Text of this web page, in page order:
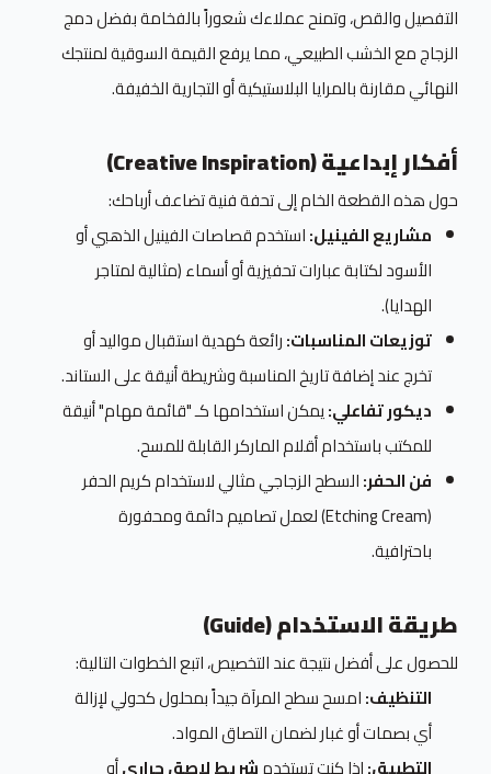
التفصيل والقص، وتمنح عملاءك شعوراً بالفخامة بفضل دمج
الزجاج مع الخشب الطبيعي، مما يرفع القيمة السوقية لمنتجك
النهائي مقارنة بالمرايا البلاستيكية أو التجارية الخفيفة.
أفكار إبداعية (Creative Inspiration)
حول هذه القطعة الخام إلى تحفة فنية تضاعف أرباحك:
مشاريع الفينيل:استخدم قصاصات الفينيل الذهبي أو
الأسود لكتابة عبارات تحفيزية أو أسماء (مثالية لمتاجر
الهدايا).
توزيعات المناسبات:رائعة كهدية استقبال مواليد أو
تخرج عند إضافة تاريخ المناسبة وشريطة أنيقة على الستاند.
ديكور تفاعلي:يمكن استخدامها كـ "قائمة مهام" أنيقة
للمكتب باستخدام أقلام الماركر القابلة للمسح.
فن الحفر:السطح الزجاجي مثالي لاستخدام كريم الحفر
(Etching Cream) لعمل تصاميم دائمة ومحفورة
باحترافية.
طريقة الاستخدام (Guide)
للحصول على أفضل نتيجة عند التخصيص، اتبع الخطوات التالية:
التنظيف:امسح سطح المرآة جيداً بمحلول كحولي لإزالة
أي بصمات أو غبار لضمان التصاق المواد.